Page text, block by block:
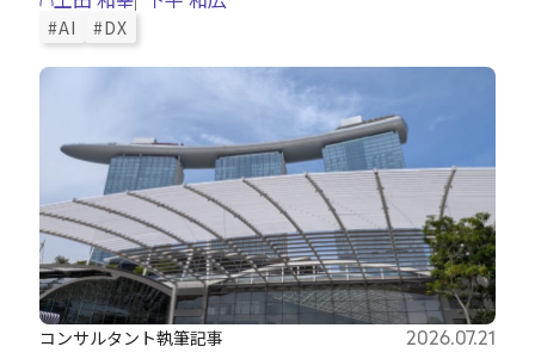
#AI #DX
コンサルタント執筆記事 2026.07.21